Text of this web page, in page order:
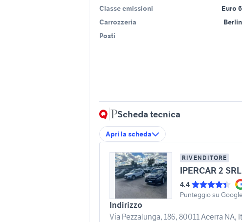
Classe emissioni
Euro
Carrozzeria
Posti
Scheda tecnica
Apri la scheda
RIVENDITORE
IPERCAR 2 SRL
4.4
Punteggio su Google
Indirizzo
Via Pezzalunga, 186, 80011 Acerra NA,